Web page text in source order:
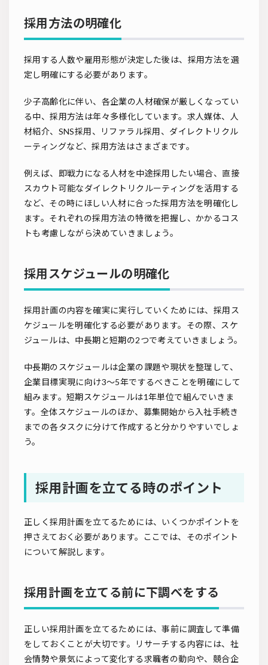
採用方法の明確化
採用する人数や雇用形態が決定した後は、採用方法を選
定し明確にする必要があります。
少子高齢化に伴い、各企業の人材確保が厳しくなってい
る中、採用方法は年々多様化しています。求人媒体、人
材紹介、SNS採用、リファラル採用、ダイレクトリクル
ーティングなど、採用方法はさまざまです。
例えば、即戦力になる人材を中途採用したい場合、直接
スカウト可能なダイレクトリクルーティングを活用する
など、その時にほしい人材に合った採用方法を明確化し
ます。それぞれの採用方法の特徴を把握し、かかるコス
トも考慮しながら決めていきましょう。
採用スケジュールの明確化
採用計画の内容を確実に実行していくためには、採用ス
ケジュールを明確化する必要があります。その際、スケ
ジュールは、中長期と短期の2つで考えていきましょう。
中長期のスケジュールは企業の課題や現状を整理して、
企業目標実現に向け3～5年でするべきことを明確にして
組みます。短期スケジュールは1年単位で組んでいきま
す。全体スケジュールのほか、募集開始から入社手続き
までの各タスクに分けて作成すると分かりやすいでしょ
う。
採用計画を立てる時のポイント
正しく採用計画を立てるためには、いくつかポイントを
押さえておく必要があります。ここでは、そのポイント
について解説します。
採用計画を立てる前に下調べをする
正しい採用計画を立てるためには、事前に調査して準備
をしておくことが大切です。リサーチする内容には、社
会情勢や景気によって変化する求職者の動向や、競合企